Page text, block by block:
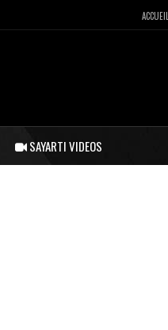
ACCUEIL
SAYARTI VIDEOS